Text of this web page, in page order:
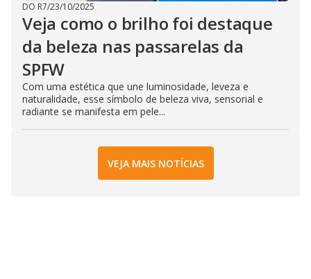
DO R7/23/10/2025
Veja como o brilho foi destaque
da beleza nas passarelas da
SPFW
Com uma estética que une luminosidade, leveza e
naturalidade, esse símbolo de beleza viva, sensorial e
radiante se manifesta em pele...
VEJA MAIS NOTÍCIAS